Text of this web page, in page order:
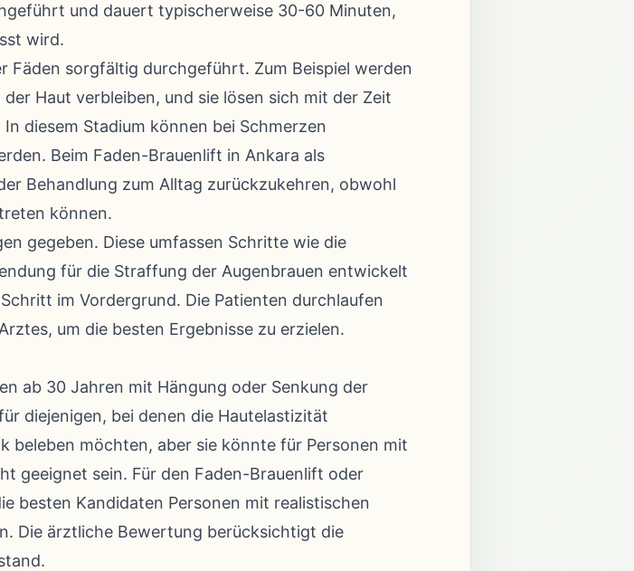
und dauert typischerweise 30-60 Minuten,
wird.
Fäden sorgfältig durchgeführt. Zum Beispiel werden
Haut verbleiben, und sie lösen sich mit der Zeit
diesem Stadium können bei Schmerzen
Beim Faden-Brauenlift in Ankara als
Behandlung zum Alltag zurückzukehren, obwohl
können.
gegeben. Diese umfassen Schritte wie die
für die Straffung der Augenbrauen entwickelt
im Vordergrund. Die Patienten durchlaufen
um die besten Ergebnisse zu erzielen.
ab 30 Jahren mit Hängung oder Senkung der
diejenigen, bei denen die Hautelastizität
beleben möchten, aber sie könnte für Personen mit
geeignet sein. Für den Faden-Brauenlift oder
besten Kandidaten Personen mit realistischen
Die ärztliche Bewertung berücksichtigt die